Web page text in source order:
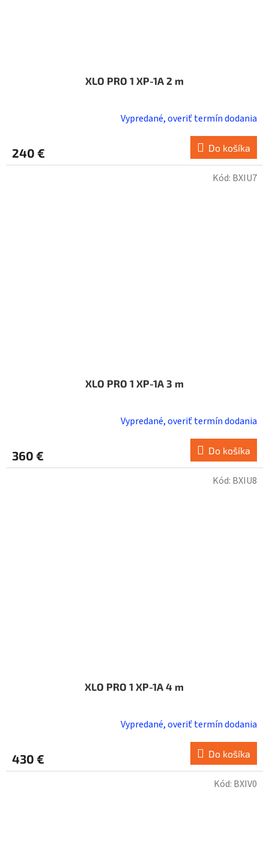
XLO PRO 1 XP-1A 2 m
Vypredané, overiť termín dodania
240 € Do košíka
XLO PRO 1 XP-1A 3 m
Vypredané, overiť termín dodania
360 € Do košíka
Kód: BXIU7
XLO PRO 1 XP-1A 4 m
Vypredané, overiť termín dodania
430 € Do košíka
Kód: BXIU8
Kód: BXIV0